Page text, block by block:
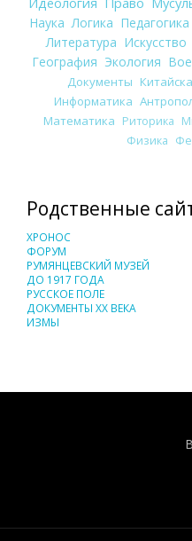
Наука Логика Педагогика
Литература Искусство
География Экология
Документы
Информатика
Математика Риторика
Физика
Родственные
ХРОНОС
ФОРУМ
РУМЯНЦЕВСКИЙ МУЗЕЙ
ДО 1917 ГОДА
РУССКОЕ ПОЛЕ
ДОКУМЕНТЫ XX ВЕКА
ИЗМЫ